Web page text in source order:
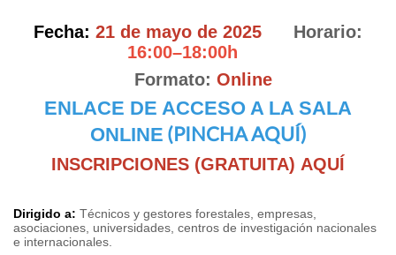
Fecha: 21 de mayo de 2025
Horario:
16:00–18:00h
Formato: Online
ENLACE DE ACCESO A LA SALA
ONLINE (PINCHA AQUÍ)
INSCRIPCIONES (GRATUITA) AQUÍ
Dirigido a: Técnicos y gestores forestales, empresas,
asociaciones, universidades, centros de investigación nacionales
e internacionales.